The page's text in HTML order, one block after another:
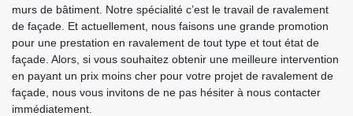
murs de bâtiment. Notre spécialité c’est le travail de ravalement
de façade. Et actuellement, nous faisons une grande promotion
pour une prestation en ravalement de tout type et tout état de
façade. Alors, si vous souhaitez obtenir une meilleure intervention
en payant un prix moins cher pour votre projet de ravalement de
façade, nous vous invitons de ne pas hésiter à nous contacter
immédiatement.